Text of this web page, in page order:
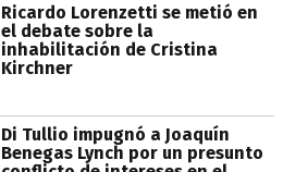
Ricardo Lorenzetti se metió en
el debate sobre la
inhabilitación de Cristina
Kirchner
Di Tullio impugnó a Joaquín
Benegas Lynch por un presunto